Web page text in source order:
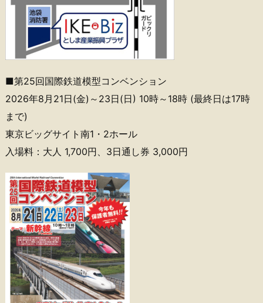
■第25回国際鉄道模型コンベンション
2026年8月21日(金)～23日(日) 10時～18時 (最終日は17時
まで)
東京ビッグサイト南1・2ホール
入場料：大人 1,700円、3日通し券 3,000円